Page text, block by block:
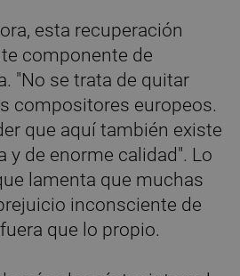
esta recuperación
componente de
"No se trata de quitar
compositores europeos.
que aquí también existe
y de enorme calidad". Lo
lamenta que muchas
inconsciente de
que lo propio.